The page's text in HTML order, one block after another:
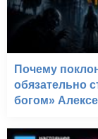
Почему
обязательно
богом»